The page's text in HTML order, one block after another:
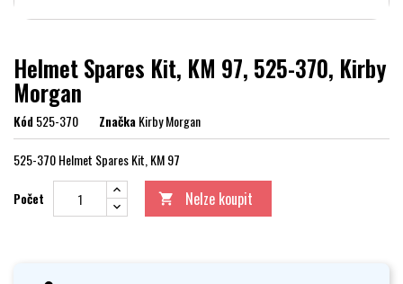
Helmet Spares Kit, KM 97, 525-370, Kirby
Morgan
Kód525-370 ZnačkaKirby Morgan
525-370 Helmet Spares Kit, KM 97
Počet  Nelze koupit